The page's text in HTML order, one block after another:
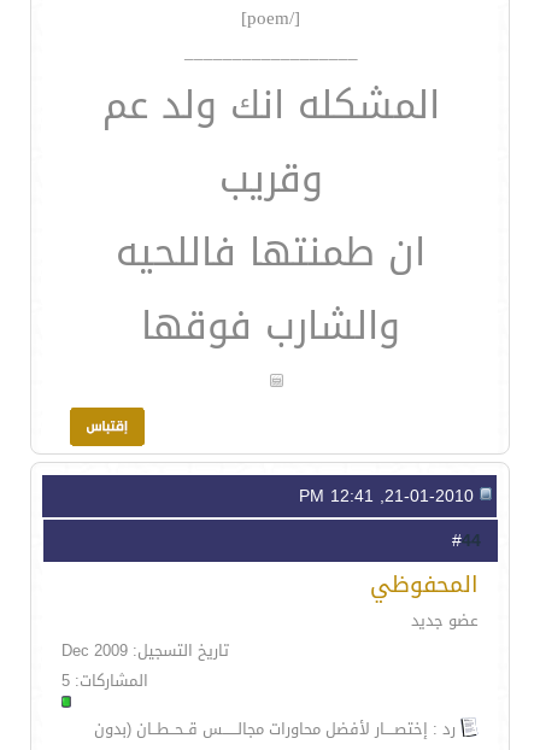
[/poem]
__________________
المشكله انك ولد عم
وقريب
ان طمنتها فاللحيه
والشارب فوقها
44
المحفوظي
عضو جديد
تاريخ التسجيل: Dec 2009
المشاركات: 5
رد : إختصــــار لأفضل محاورات مجالــــــس قــحــطــان (بدون